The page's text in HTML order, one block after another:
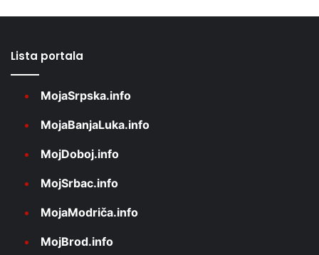
Lista portala
MojaSrpska.info
MojaBanjaLuka.info
MojDoboj.info
MojSrbac.info
MojaModriča.info
MojBrod.info